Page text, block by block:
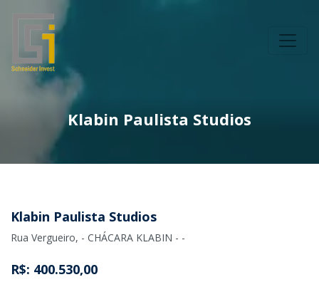
Klabin Paulista Studios
Klabin Paulista Studios
Rua Vergueiro, - CHÁCARA KLABIN - -
R$: 400.530,00